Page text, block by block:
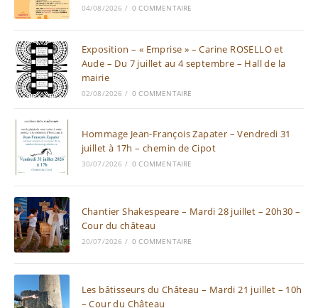
04/08/2026 / 0 COMMENTAIRE
Exposition – « Emprise » – Carine ROSELLO et
Aude – Du 7 juillet au 4 septembre – Hall de la
mairie
02/08/2026 / 0 COMMENTAIRE
Hommage Jean-François Zapater – Vendredi 31
juillet à 17h – chemin de Cipot
30/07/2026 / 0 COMMENTAIRE
Chantier Shakespeare – Mardi 28 juillet – 20h30 –
Cour du château
20/07/2026 / 0 COMMENTAIRE
Les bâtisseurs du Château – Mardi 21 juillet – 10h
– Cour du Château